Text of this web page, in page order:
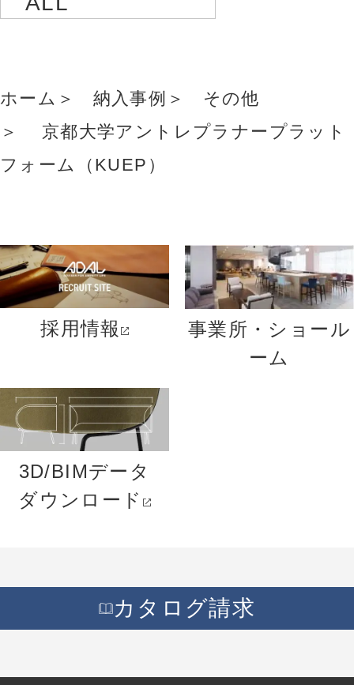
ホーム 納入事例
その他
京都大学アントレプラナープラット
フォーム（KUEP）
採用情報
事業所・ショール
ーム
3D/BIMデータ
ダウンロード
カタログ請求